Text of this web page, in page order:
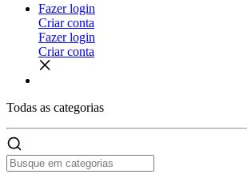
Fazer login
Criar conta
Fazer login
Criar conta
Todas as categorias